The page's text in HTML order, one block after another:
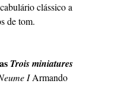
clássico a
de tom.
Trois miniatures
IArmando